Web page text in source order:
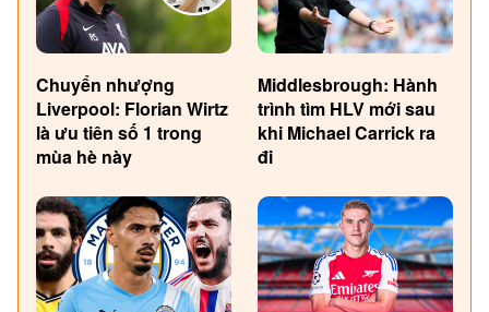
Chuyển nhượng
Liverpool: Florian Wirtz
là ưu tiên số 1 trong
mùa hè này
Middlesbrough: Hành
trình tìm HLV mới sau
khi Michael Carrick ra
đi